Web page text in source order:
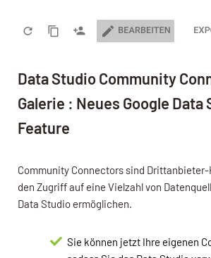
Data Studio Community
Galerie : Neues Google Data
Feature
Community Connectors sind
den Zugriff auf eine Vielzahl von
Data Studio ermöglichen.
Sie können jetzt Ihre eigenen